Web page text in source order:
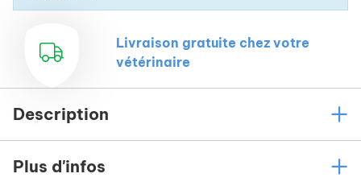
Livraison gratuite chez votre
vétérinaire
Description
Plus d'infos